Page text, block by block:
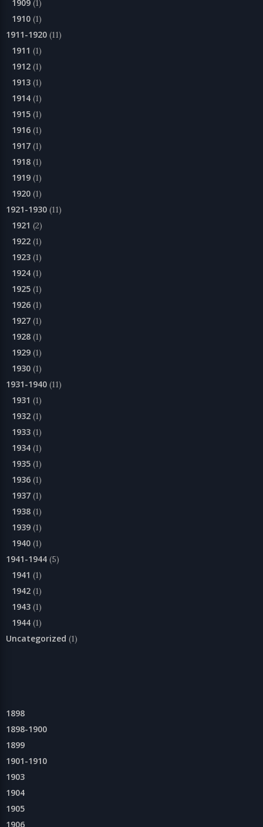
1909 (1)
1910 (1)
1911-1920 (11)
1911 (1)
1912 (1)
1913 (1)
1914 (1)
1915 (1)
1916 (1)
1917 (1)
1918 (1)
1919 (1)
1920 (1)
1921-1930 (11)
1921 (2)
1922 (1)
1923 (1)
1924 (1)
1925 (1)
1926 (1)
1927 (1)
1928 (1)
1929 (1)
1930 (1)
1931-1940 (11)
1931 (1)
1932 (1)
1933 (1)
1934 (1)
1935 (1)
1936 (1)
1937 (1)
1938 (1)
1939 (1)
1940 (1)
1941-1944 (5)
1941 (1)
1942 (1)
1943 (1)
1944 (1)
Uncategorized (1)
1898
1898-1900
1899
1901-1910
1903
1904
1905
1906